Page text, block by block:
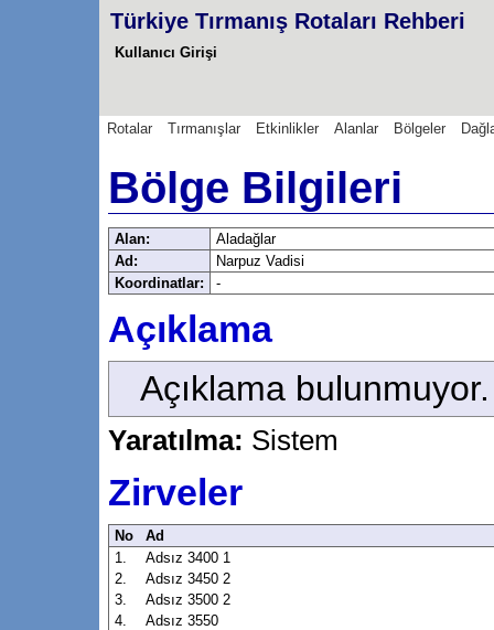
Türkiye Tırmanış Rotaları Rehberi
Kullanıcı Girişi
Rotalar Tırmanışlar Etkinlikler Alanlar Bölgeler
Bölge Bilgileri
Alan:
Aladağlar
Ad:
Narpuz Vadisi
Koordinatlar:
-
Açıklama
Açıklama bulunmuyor.
Yaratılma: Sistem
Zirveler
No
Ad
1.
Adsız 3400 1
2.
Adsız 3450 2
3.
Adsız 3500 2
4.
Adsız 3550